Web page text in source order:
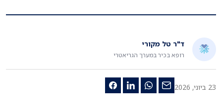
ד"ר טל מקורי
רופא בכיר במערך הגריאטרי
23 ביוני, 2026